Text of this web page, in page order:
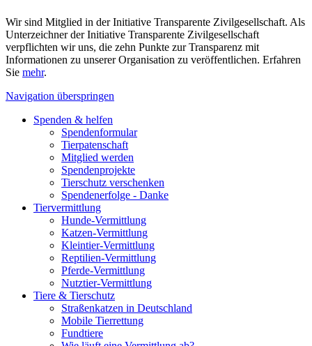
Wir sind Mitglied in der Initiative Transparente Zivilgesellschaft. Als
Unterzeichner der Initiative Transparente Zivilgesellschaft
verpflichten wir uns, die zehn Punkte zur Transparenz mit
Informationen zu unserer Organisation zu veröffentlichen. Erfahren
Sie mehr.
Navigation überspringen
Spenden & helfen
Spendenformular
Tierpatenschaft
Mitglied werden
Spendenprojekte
Tierschutz verschenken
Spendenerfolge - Danke
Tiervermittlung
Hunde-Vermittlung
Katzen-Vermittlung
Kleintier-Vermittlung
Reptilien-Vermittlung
Pferde-Vermittlung
Nutztier-Vermittlung
Tiere & Tierschutz
Straßenkatzen in Deutschland
Mobile Tierrettung
Fundtiere